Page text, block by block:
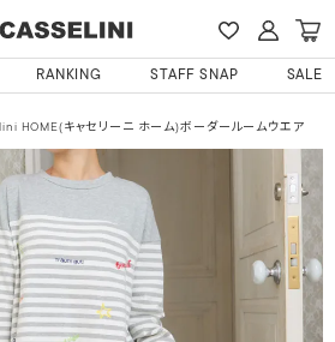
RANKING STAFF SNAP SALE
HOME(キャセリーニ ホーム)ボーダールームウエア